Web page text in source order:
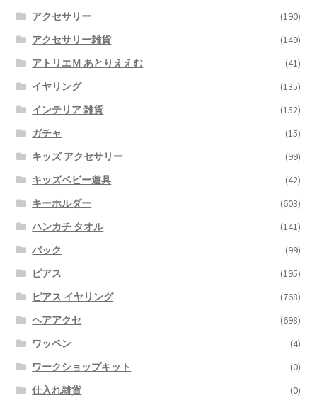
アクセサリー
(190)
アクセサリー雑貨
(149)
アトリエＭ あとりええむ
(41)
イヤリング
(135)
インテリア 雑貨
(152)
ガチャ
(15)
キッズ アクセサリー
(99)
キッズベビー遊具
(42)
キーホルダー
(603)
ハンカチ タオル
(141)
バック
(99)
ピアス
(195)
ピアス イヤリング
(768)
ヘアアクセ
(698)
ワッペン
(4)
ワークショップキット
(0)
仕入れ雑貨
(0)